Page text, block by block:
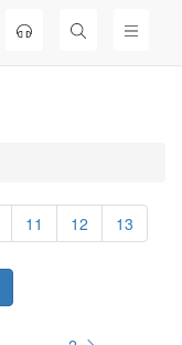
11 12 13